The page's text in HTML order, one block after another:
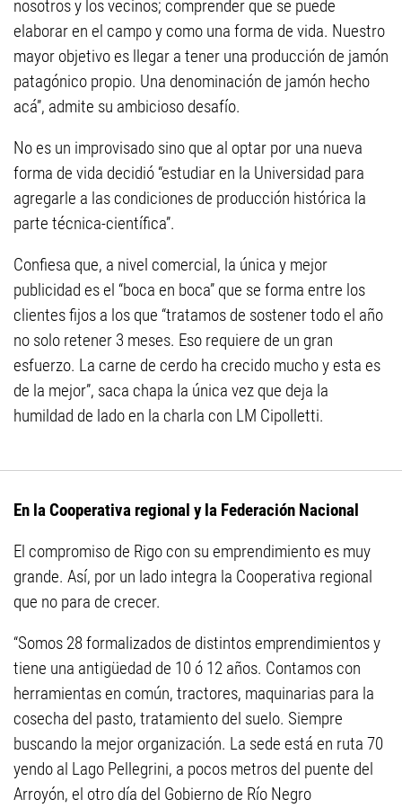
nosotros y los vecinos; comprender que se puede
elaborar en el campo y como una forma de vida. Nuestro
mayor objetivo es llegar a tener una producción de jamón
patagónico propio. Una denominación de jamón hecho
acá”, admite su ambicioso desafío.
No es un improvisado sino que al optar por una nueva
forma de vida decidió “estudiar en la Universidad para
agregarle a las condiciones de producción histórica la
parte técnica-científica”.
Confiesa que, a nivel comercial, la única y mejor
publicidad es el “boca en boca” que se forma entre los
clientes fijos a los que “tratamos de sostener todo el año
no solo retener 3 meses. Eso requiere de un gran
esfuerzo. La carne de cerdo ha crecido mucho y esta es
de la mejor”, saca chapa la única vez que deja la
humildad de lado en la charla con LM Cipolletti.
En la Cooperativa regional y la Federación Nacional
El compromiso de Rigo con su emprendimiento es muy
grande. Así, por un lado integra la Cooperativa regional
que no para de crecer.
“Somos 28 formalizados de distintos emprendimientos y
tiene una antigüedad de 10 ó 12 años. Contamos con
herramientas en común, tractores, maquinarias para la
cosecha del pasto, tratamiento del suelo. Siempre
buscando la mejor organización. La sede está en ruta 70
yendo al Lago Pellegrini, a pocos metros del puente del
Arroyón, el otro día del Gobierno de Río Negro